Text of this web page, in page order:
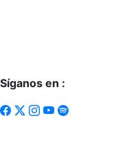
Síganos en :